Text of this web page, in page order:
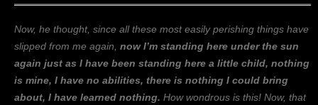
Now, he thought, since all these most easily perishing things have
slipped from me again, now I’m standing here under the sun
again just as I have been standing here a little child, nothing
is mine, I have no abilities, there is nothing I could bring
about, I have learned nothing. How wondrous is this! Now, that